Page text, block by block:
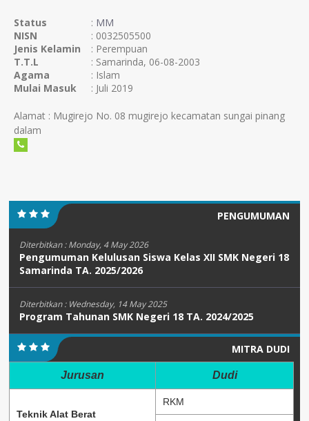
Status : MM
NISN
: 0032505500
Jenis Kelamin
: Perempuan
T.T.L
: Samarinda, 06-08-2003
Agama
: Islam
Mulai Masuk
: Juli 2019
Alamat : Mugirejo No. 08 mugirejo kecamatan sungai pinang
dalam
PENGUMUMAN
Diterbitkan :Monday, 4 May 2026
Pengumuman Kelulusan Siswa Kelas XII SMK Negeri 18
Samarinda TA. 2025/2026
Diterbitkan : Wednesday, 14 May 2025
Program Tahunan SMK Negeri 18 TA. 2024/2025
MITRA DUDI
Jurusan Dudi
Teknik Alat Berat
RKM